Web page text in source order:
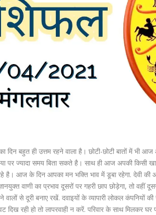
बहुत ही उत्तम रहने वाला है। छोटी-छोटी बातों में भी
पर ज्यादा समय बिता सकते है। साथ ही आज अपकी किसी
है। आज के दिन आपका मन भक्ति भाव में डूबा रहेगा. देवी की
वाणी का प्रभाव दूसरों पर गहरी छाप छोड़ेगा, तो
वालों से दूरी बनाए रखें. दवाइयों के व्यापारी लोकल कंपनियों
दिख रही हो तो लापरवाही न करें. परिवार के साथ मिलकर